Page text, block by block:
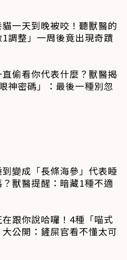
一天到晚被咬！聽獸醫的
1調整」一周後竟出現奇蹟
偷看你代表什麼？獸醫揭
神密碼」：最後一種別忽
變成「長條海參」代表睡
獸醫提醒：暗藏1種不適
跟你說哈囉！4種「喵式
公開：鏟屎官看不懂太可